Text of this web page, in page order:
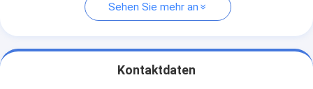
Sehen Sie mehr an
Kontaktdaten